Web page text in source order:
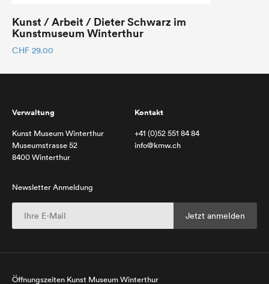
Kunst / Arbeit / Dieter Schwarz im
Kunstmuseum Winterthur
CHF 29.00
Verwaltung
Kunst Museum Winterthur
Museumstrasse 52
8400 Winterthur
Kontakt
+41 (0)52 551 84 84
info@kmw.ch
Newsletter Anmeldung
Öffnungszeiten Kunst Museum Winterthur